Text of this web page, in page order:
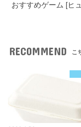
おすすめゲーム [ヒ
RECOMMEND こ